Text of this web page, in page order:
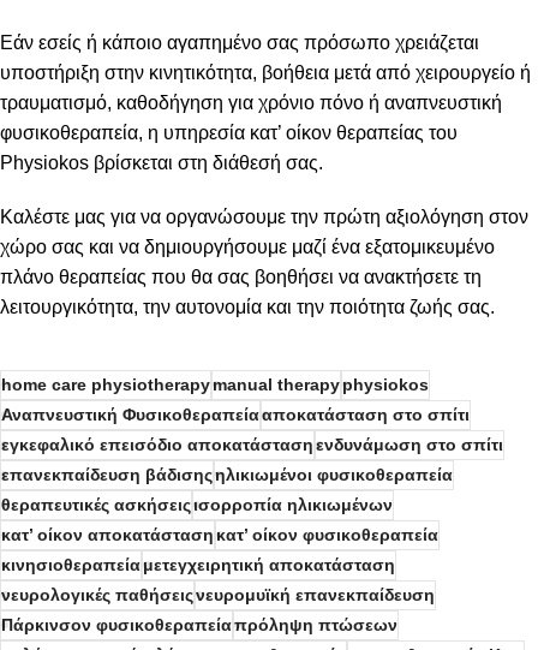
Εάν εσείς ή κάποιο αγαπημένο σας πρόσωπο χρειάζεται
υποστήριξη στην κινητικότητα, βοήθεια μετά από χειρουργείο ή
τραυματισμό, καθοδήγηση για χρόνιο πόνο ή αναπνευστική
φυσικοθεραπεία, η υπηρεσία κατ’ οίκον θεραπείας του
Physiokos βρίσκεται στη διάθεσή σας.
Καλέστε μας για να οργανώσουμε την πρώτη αξιολόγηση στον
χώρο σας και να δημιουργήσουμε μαζί ένα εξατομικευμένο
πλάνο θεραπείας που θα σας βοηθήσει να ανακτήσετε τη
λειτουργικότητα, την αυτονομία και την ποιότητα ζωής σας.
home care physiotherapymanual therapyphysiokos
Αναπνευστική Φυσικοθεραπείααποκατάσταση στο σπίτι
εγκεφαλικό επεισόδιο αποκατάστασηενδυνάμωση στο σπίτι
επανεκπαίδευση βάδισηςηλικιωμένοι φυσικοθεραπεία
θεραπευτικές ασκήσειςισορροπία ηλικιωμένων
κατ’ οίκον αποκατάστασηκατ’ οίκον φυσικοθεραπεία
κινησιοθεραπείαμετεγχειρητική αποκατάσταση
νευρολογικές παθήσειςνευρομυϊκή επανεκπαίδευση
Πάρκινσον φυσικοθεραπείαπρόληψη πτώσεων